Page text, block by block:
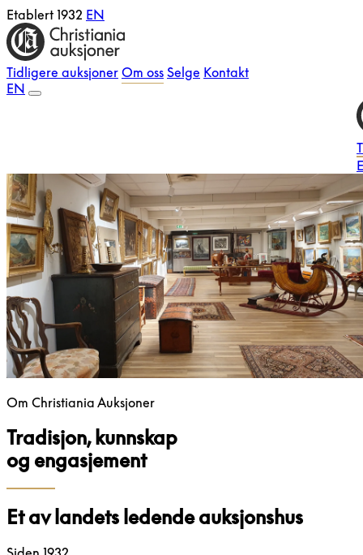
Etablert 1932 EN
Tidligere auksjoner Om oss Selge Kontakt
EN
Om Christiania Auksjoner
Tradisjon, kunnskap
og engasjement
Et av landets ledende auksjonshus